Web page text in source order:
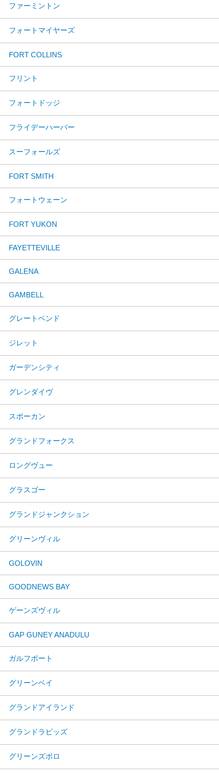
ファーミントン
フォートマイヤーズ
FORT COLLINS
フリント
フォートドッジ
フライデーハーバー
スーフォールズ
FORT SMITH
フォートウェーン
FORT YUKON
FAYETTEVILLE
GALENA
GAMBELL
グレートベンド
ジレット
ガーデンシティ
グレンダイヴ
スポーカン
グランドフォークス
ロングヴュー
グラスゴー
グランドジャンクション
グリーンヴィル
GOLOVIN
GOODNEWS BAY
ゲーンズヴィル
GAP GUNEY ANADULU
ガルフポート
グリーンベイ
グランドアイランド
グランドラピッズ
グリーンズボロ